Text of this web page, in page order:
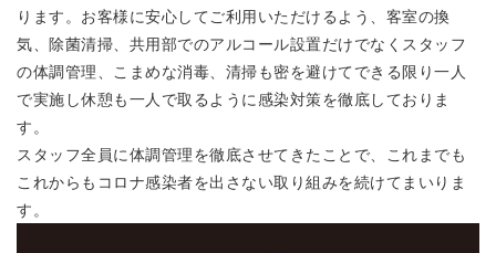
ります。お客様に安心してご利用いただけるよう、客室の換
気、除菌清掃、共用部でのアルコール設置だけでなくスタッフ
の体調管理、こまめな消毒、清掃も密を避けてできる限り一人
で実施し休憩も一人で取るように感染対策を徹底しておりま
す。
スタッフ全員に体調管理を徹底させてきたことで、これまでも
これからもコロナ感染者を出さない取り組みを続けてまいりま
す。